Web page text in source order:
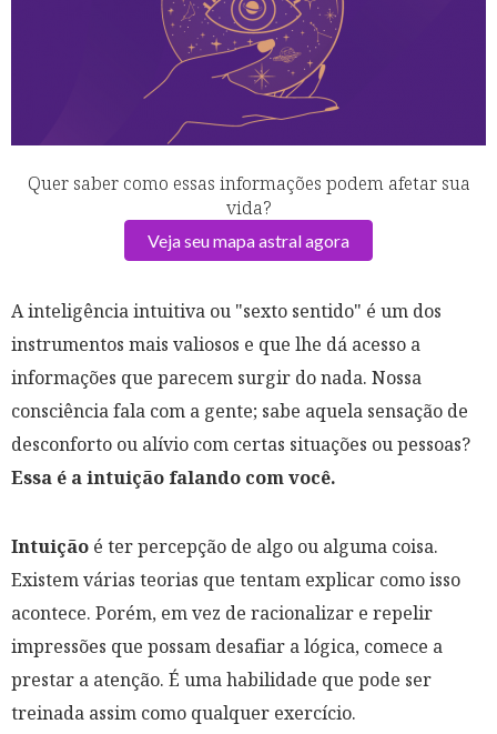
Quer saber como essas informações podem afetar sua
vida?
Veja seu mapa astral agora
A inteligência intuitiva ou "sexto sentido" é um dos
instrumentos mais valiosos e que lhe dá acesso a
informações que parecem surgir do nada. Nossa
consciência fala com a gente; sabe aquela sensação de
desconforto ou alívio com certas situações ou pessoas?
Essa é a intuição falando com você.
Intuição é ter percepção de algo ou alguma coisa.
Existem várias teorias que tentam explicar como isso
acontece. Porém, em vez de racionalizar e repelir
impressões que possam desafiar a lógica, comece a
prestar a atenção. É uma habilidade que pode ser
treinada assim como qualquer exercício.